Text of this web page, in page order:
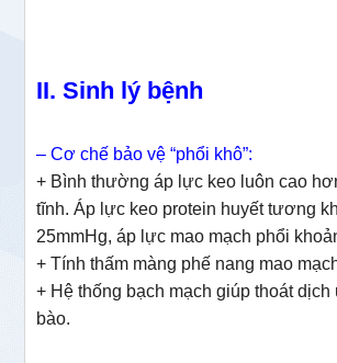
II. Sinh lý bệnh
– Cơ chế bảo vệ “phổi khô”:
+ Bình thường áp lực keo luôn cao
tĩnh. Áp lực keo protein huyết tương
25mmHg, áp lực mao mạch phổi
+ Tính thấm màng phế nang mao
+ Hệ thống bạch mạch giúp thoát
bào.